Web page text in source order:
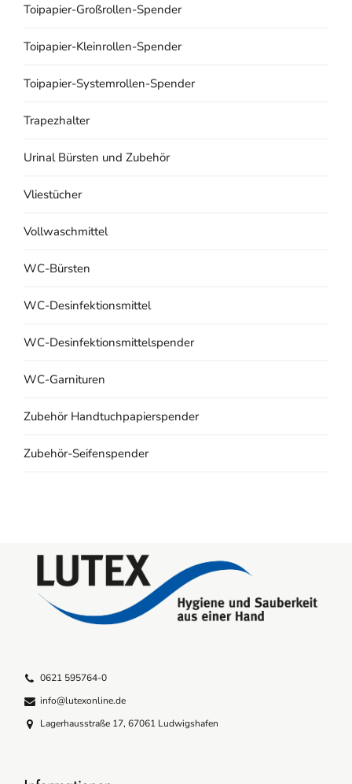
Toipapier-Großrollen-Spender
Toipapier-Kleinrollen-Spender
Toipapier-Systemrollen-Spender
Trapezhalter
Urinal Bürsten und Zubehör
Vliestücher
Vollwaschmittel
WC-Bürsten
WC-Desinfektionsmittel
WC-Desinfektionsmittelspender
WC-Garnituren
Zubehör Handtuchpapierspender
Zubehör-Seifenspender
0621 595764-0
info@lutexonline.de
Lagerhausstraße 17, 67061 Ludwigshafen